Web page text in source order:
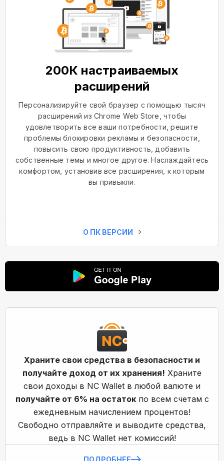
200К настраиваемых
расширений
Персонализируйте свой браузер с помощью тысяч
расширений из Chrome Web Store, чтобы
удовлетворить все ваши потребности, решите
проблемы блокировки рекламы и безопасности,
повысить свою продуктивность, добавить
собственные темы и многое другое. Наслаждайтесь
комфортом, установив все расширения, к которым
вы привыкли.
О ПК ВЕРСИИ
Храните свои средства в безопасности и
получайте доход от их хранения! Храните
свои доходы в NC Wallet в любой валюте и
получайте от 6% на остатокпо всем счетам с
ежедневным начислением процентов!
Свободно отправляйте и выводите средства,
ведь в NC Wallet нет комиссий!